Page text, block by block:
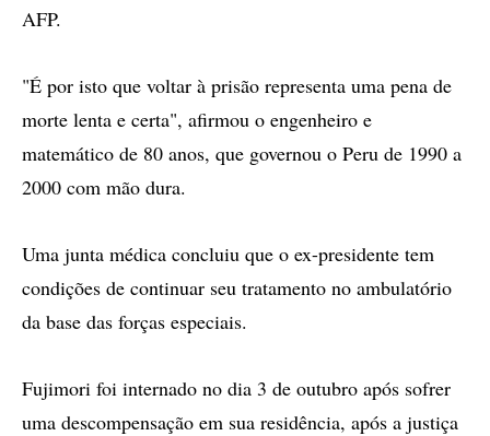
AFP.
"É por isto que voltar à prisão representa uma pena de
morte lenta e certa", afirmou o engenheiro e
matemático de 80 anos, que governou o Peru de 1990 a
2000 com mão dura.
Uma junta médica concluiu que o ex-presidente tem
condições de continuar seu tratamento no ambulatório
da base das forças especiais.
Fujimori foi internado no dia 3 de outubro após sofrer
uma descompensação em sua residência, após a justiça